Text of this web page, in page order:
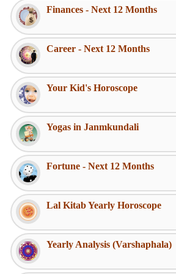
Finances - Next 12 Months
Career - Next 12 Months
Your Kid's Horoscope
Yogas in Janmkundali
Fortune - Next 12 Months
Lal Kitab Yearly Horoscope
Yearly Analysis (Varshaphala)